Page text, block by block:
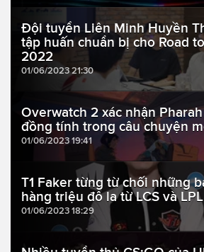
Đội tuyển Liên Minh Huyền
tập huấn chuẩn bị cho Road
2022
01/06/2023 21:30
Overwatch 2 xác nhận
đồng tính trong câu chuyện
01/06/2023 19:41
T1 Faker từng từ chối những
hàng triệu đô la từ LCS và LPL
01/06/2023 18:29